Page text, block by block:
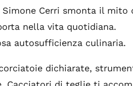
Cerri smonta il mito
nella vita quotidiana.
autosufficienza culinaria.
dichiarate,